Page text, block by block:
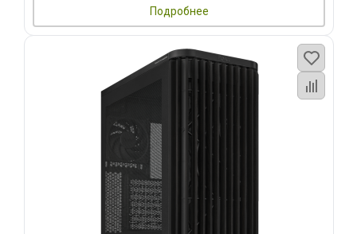
Подробнее